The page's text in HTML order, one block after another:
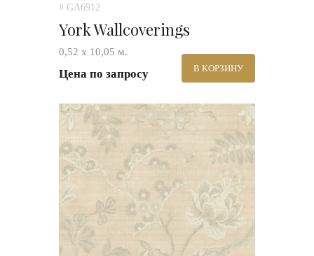
# GA6912
York Wallcoverings
0,52 х 10,05 м.
Цена по запросу В КОРЗИНУ